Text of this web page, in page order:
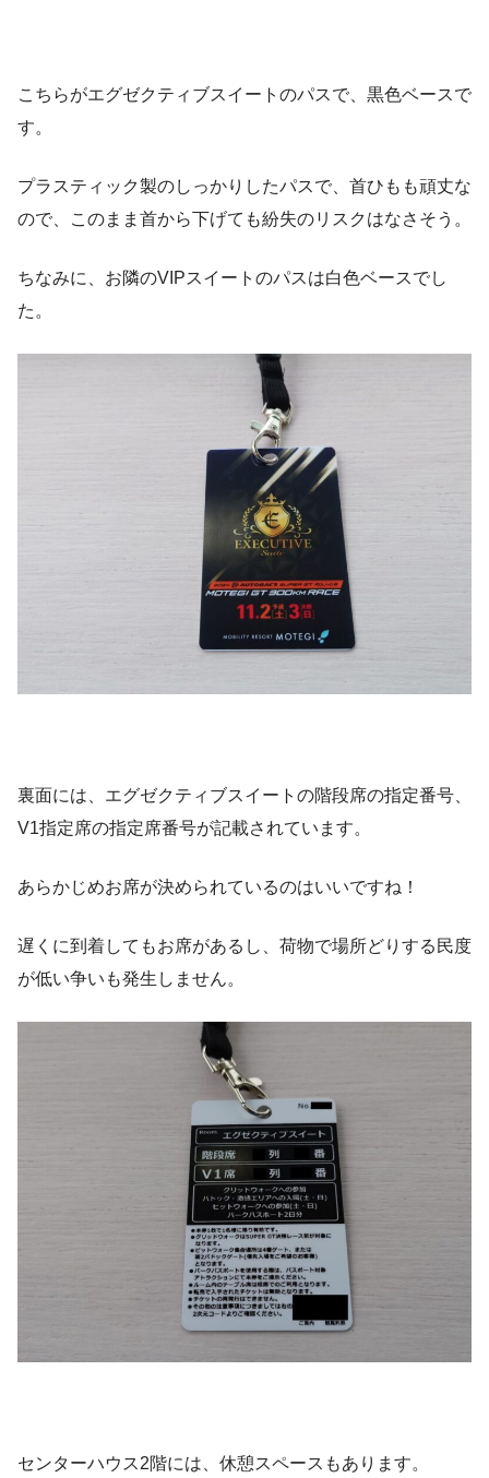
こちらがエグゼクティブスイートのパスで、黒色ベースで
す。
プラスティック製のしっかりしたパスで、首ひもも頑丈な
ので、このまま首から下げても紛失のリスクはなさそう。
ちなみに、お隣のVIPスイートのパスは白色ベースでし
た。
裏面には、エグゼクティブスイートの階段席の指定番号、
V1指定席の指定席番号が記載されています。
あらかじめお席が決められているのはいいですね！
遅くに到着してもお席があるし、荷物で場所どりする民度
が低い争いも発生しません。
センターハウス2階には、休憩スペースもあります。